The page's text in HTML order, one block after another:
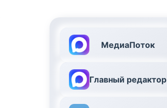
МедиаПоток
Главный редактор